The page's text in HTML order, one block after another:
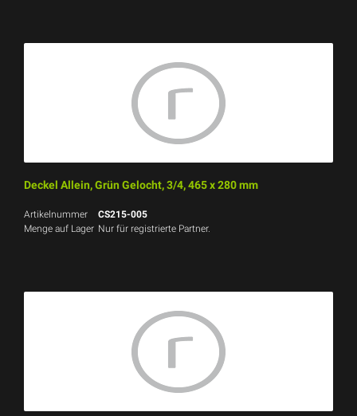
Deckel Allein, Grün Gelocht, 3/4, 465 x 280 mm
Artikelnummer
CS215-005
Menge auf Lager Nur für registrierte Partner.